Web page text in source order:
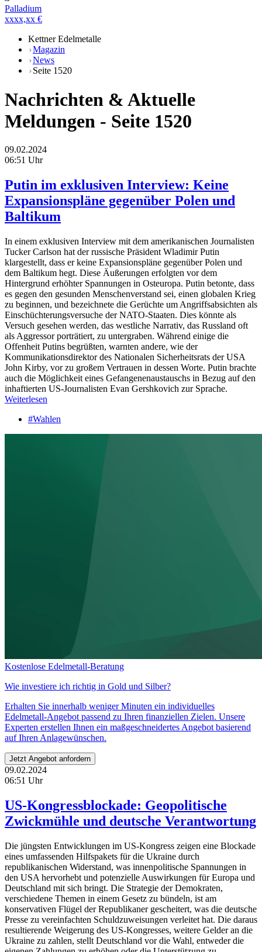
Palladium
xxxx,xx €
Kettner Edelmetalle
Magazin
News
Seite 1520
Nachrichten & Aktuelle
Meldungen - Seite 1520
09.02.2024
06:51 Uhr
Putin im exklusiven Interview: Keine
Expansionspläne gegenüber Polen und
Baltikum
In einem exklusiven Interview mit dem amerikanischen Journalisten
Tucker Carlson hat der russische Präsident Wladimir Putin
klargestellt, dass er keine Expansionspläne gegenüber Polen und
dem Baltikum hegt. Diese Äußerungen erfolgten vor dem
Hintergrund erhöhter Spannungen in Osteuropa. Putin betonte, dass
es gegen den gesunden Menschenverstand sei, einen globalen Krieg
zu beginnen, und bezeichnete die Gerüchte um Angriffsabsichten als
Einschüchterungsversuche der NATO-Staaten. Dies könnte als
Versuch gesehen werden, das westliche Narrativ, das Russland oft
als Aggressor porträtiert, zu untergraben. Während einige die
Offenheit Putins begrüßten, warnten andere, wie der
Kommunikationsdirektor des Nationalen Sicherheitsrats der USA
John Kirby, vor zu großem Vertrauen in dessen Worte. Putin brachte
auch die Möglichkeit eines Gefangenenaustauschs in Bezug auf den
inhaftierten US-Journalisten Evan Gershkovich zur Sprache.
Weiterlesen
#Wahlen
Kostenlose Edelmetall-Beratung
Wie investiere ich richtig in Gold und Silber?
Erhalten Sie innerhalb weniger Minuten ein individuelles
Edelmetall-Angebot passend zu Ihren finanziellen Zielen. Unsere
Experten erstellen Ihnen ein maßgeschneidertes Angebot basierend
auf Ihren Anlagewünschen.
Jetzt Angebot anfordern
09.02.2024
06:51 Uhr
US-Kongressblockade: Geopolitische
Zwickmühle und deutsche Verantwortung
Die jüngsten Entwicklungen im US-Kongress zeigen eine Blockade
eines umfassenden Hilfspakets für die Ukraine durch
republikanischen Widerstand, was innenpolitische Spannungen in
den USA hervorhebt und potenzielle Auswirkungen für Europa und
Deutschland mit sich bringt. Die Strategie der Demokraten,
verschiedene Themen in einem Gesetz zu bündeln, ist am
konservativen Flügel der Republikaner gescheitert, was die deutsche
Presse zu vereinfachten Schuldzuweisungen verleitet hat. Die daraus
resultierende Weigerung des US-Kongresses, weitere Gelder an die
Ukraine zu zahlen, stellt Deutschland vor die Wahl, entweder die